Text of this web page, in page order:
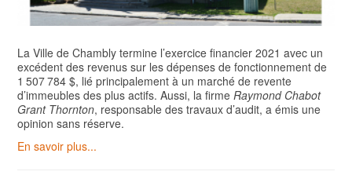
La Ville de Chambly termine l’exercice financier 2021 avec un
excédent des revenus sur les dépenses de fonctionnement de
1 507 784 $, lié principalement à un marché de revente
d’immeubles des plus actifs. Aussi, la firme Raymond Chabot
Grant Thornton, responsable des travaux d’audit, a émis une
opinion sans réserve.
En savoir plus...